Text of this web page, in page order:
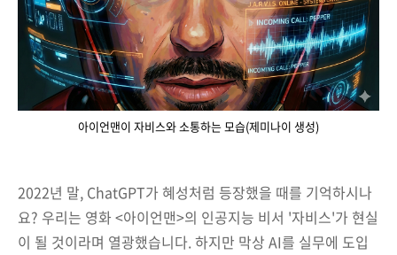
아이언맨이 자비스와 소통하는 모습(제미나이 생성)
2022년 말, ChatGPT가 혜성처럼 등장했을 때를 기억하시나
요? 우리는 영화 <아이언맨>의 인공지능 비서 '자비스'가 현실
이 될 것이라며 열광했습니다. 하지만 막상 AI를 실무에 도입